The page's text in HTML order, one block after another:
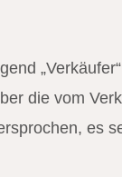
die vom
es